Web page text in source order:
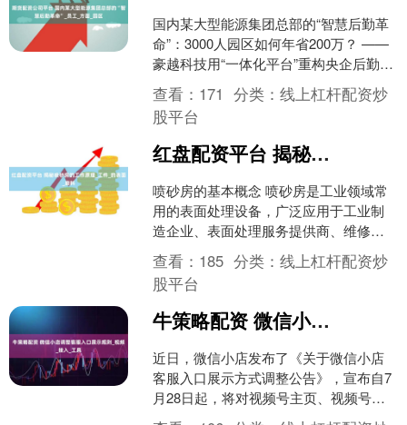
国内某大型能源集团总部的“智慧后勤革
命”：3000人园区如何年省200万？ ——
豪越科技用“一体化平台”重构央企后勤管
理逻辑 就那些占地面积颇为广阔，且人
员密度....
查看： 171 分类：线上杠杆配资炒
股平台
红盘配资平台 揭秘喷砂房的工作原理_工件_的表面_磨料
喷砂房的基本概念 喷砂房是工业领域常
用的表面处理设备，广泛应用于工业制
造企业、表面处理服务提供商、维修与
翻新行业等。它能对各种工件表面进行
清理、除锈、去氧化皮等....
查看： 185 分类：线上杠杆配资炒
股平台
牛策略配资 微信小店调整客服入口展示规则_视频_接入_工具
近日，微信小店发布了《关于微信小店
客服入口展示方式调整公告》，宣布自7
月28日起，将对视频号主页、视频号直
播间购物袋、带货者橱窗页面的客服入